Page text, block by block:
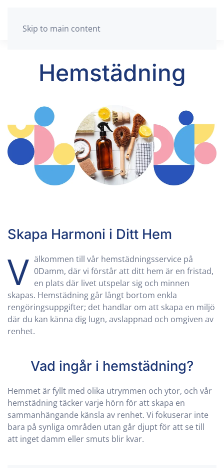
Skip to main content
Hemstädning
Skapa Harmoni i Ditt Hem
V älkommen till vår hemstädningsservice på
0Damm, där vi förstår att ditt hem är en fristad,
en plats där livet utspelar sig och minnen
skapas. Hemstädning går långt bortom enkla
rengöringsuppgifter; det handlar om att skapa en miljö
där du kan känna dig lugn, avslappnad och omgiven av
renhet.
Vad ingår i hemstädning?
Hemmet är fyllt med olika utrymmen och ytor, och vår
hemstädning täcker varje hörn för att skapa en
sammanhängande känsla av renhet. Vi fokuserar inte
bara på synliga områden utan går djupt för att se till
att inget damm eller smuts blir kvar.